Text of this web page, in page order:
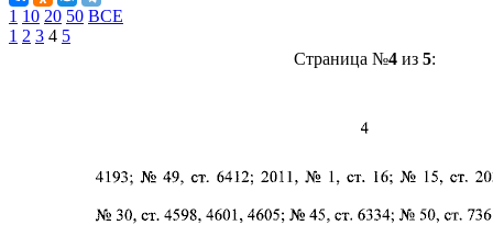
1 10 20 50 ВСЕ
1 2 3 4 5
Страница №4из 5: